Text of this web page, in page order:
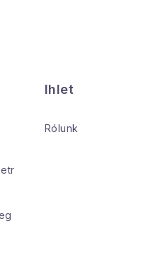
Ihlet
Rólunk